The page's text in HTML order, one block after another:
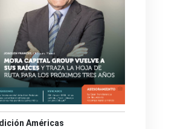
Américas